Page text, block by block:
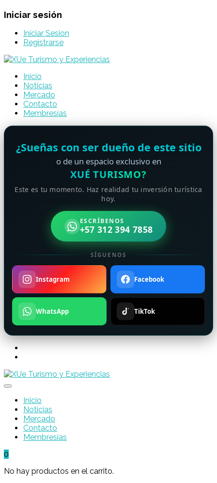
Iniciar sesión
Iniciar Sesion
Registrarse
Inicio
Noticias
Mercado
Contacto
Membresías
¿Sueñas con ser dueño de este sitio
o de un espacio exclusivo en
XUÉ TURISMO?
Este es tu momento. Haz realidad tu inversión turística
hoy.
ESCRÍBENOS
+57 312 394 7858
SÍGUENOS
Instagram Facebook
WhatsApp TikTok
Inicio
Noticias
Mercado
Contacto
Membresías
0
No hay productos en el carrito.